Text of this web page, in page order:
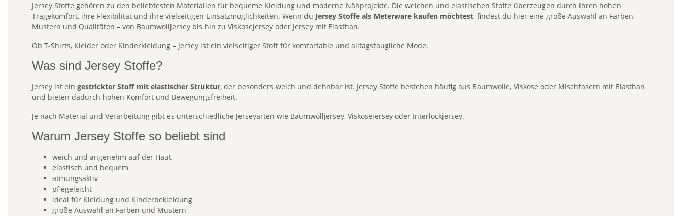
Jersey Stoffe gehören zu den beliebtesten Materialien für bequeme Kleidung und moderne Nähprojekte. Die weichen und elastischen Stoffe überzeugen durch ihren hohen
Tragekomfort, ihre Flexibilität und ihre vielseitigen Einsatzmöglichkeiten. Wenn du Jersey Stoffe als Meterware kaufen möchtest, findest du hier eine große Auswahl an Farben,
Mustern und Qualitäten – von Baumwolljersey bis hin zu Viskosejersey oder Jersey mit Elasthan.
Ob T-Shirts, Kleider oder Kinderkleidung – Jersey ist ein vielseitiger Stoff für komfortable und alltagstaugliche Mode.
Was sind Jersey Stoffe?
Jersey ist ein gestrickter Stoff mit elastischer Struktur, der besonders weich und dehnbar ist. Jersey Stoffe bestehen häufig aus Baumwolle, Viskose oder Mischfasern mit Elasthan
und bieten dadurch hohen Komfort und Bewegungsfreiheit.
Je nach Material und Verarbeitung gibt es unterschiedliche Jerseyarten wie Baumwolljersey, Viskosejersey oder Interlockjersey.
Warum Jersey Stoffe so beliebt sind
weich und angenehm auf der Haut
elastisch und bequem
atmungsaktiv
pflegeleicht
ideal für Kleidung und Kinderbekleidung
große Auswahl an Farben und Mustern